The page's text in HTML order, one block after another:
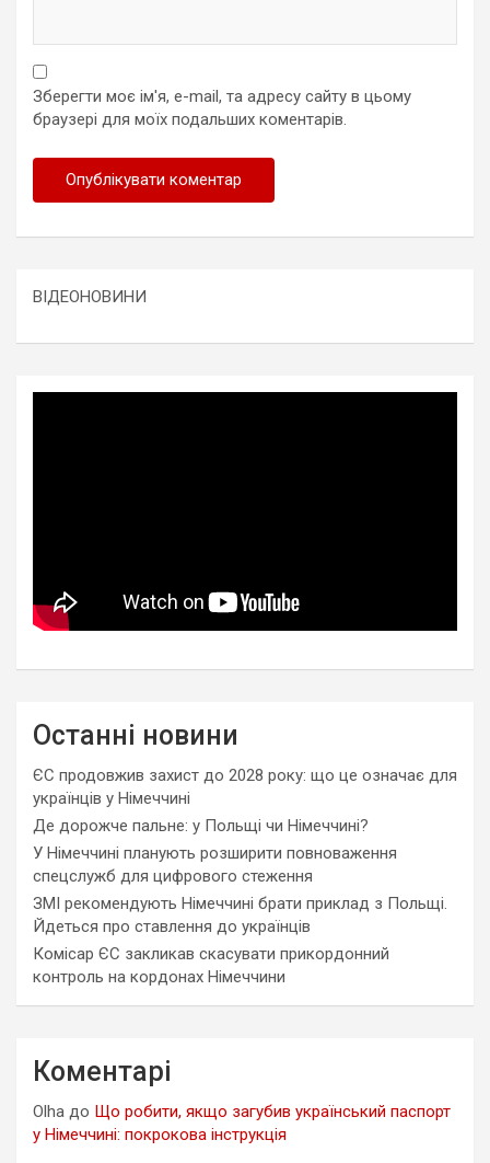
Зберегти моє ім'я, e-mail, та адресу сайту в цьому
браузері для моїх подальших коментарів.
ВІДЕОНОВИНИ
Останні новини
ЄС продовжив захист до 2028 року: що це означає для
українців у Німеччині
Де дорожче пальне: у Польщі чи Німеччині?
У Німеччині планують розширити повноваження
спецслужб для цифрового стеження
ЗМІ рекомендують Німеччині брати приклад з Польщі.
Йдеться про ставлення до українців
Комісар ЄС закликав скасувати прикордонний
контроль на кордонах Німеччини
Коментарі
Olha до Що робити, якщо загубив український паспорт
у Німеччині: покрокова інструкція